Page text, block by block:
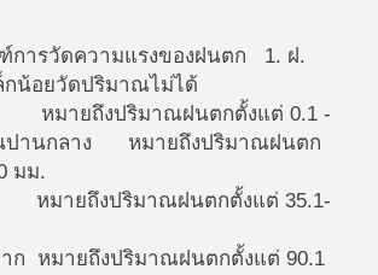
การวัดความแรงของฝนตก 1. ฝ.
กน้อยวัดปริมาณไม่ได้
หมายถึงปริมาณฝนตกตั้งแต่ 0.1 -
ปานกลาง หมายถึงปริมาณฝนตก
มม.
มายถึงปริมาณฝนตกตั้งแต่ 35.1-
ก หมายถึงปริมาณฝนตกตั้งแต่ 90.1